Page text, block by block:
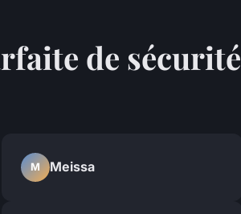
de sécurité
M Meissa